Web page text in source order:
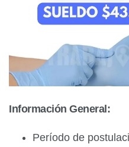
Información General:
Período de